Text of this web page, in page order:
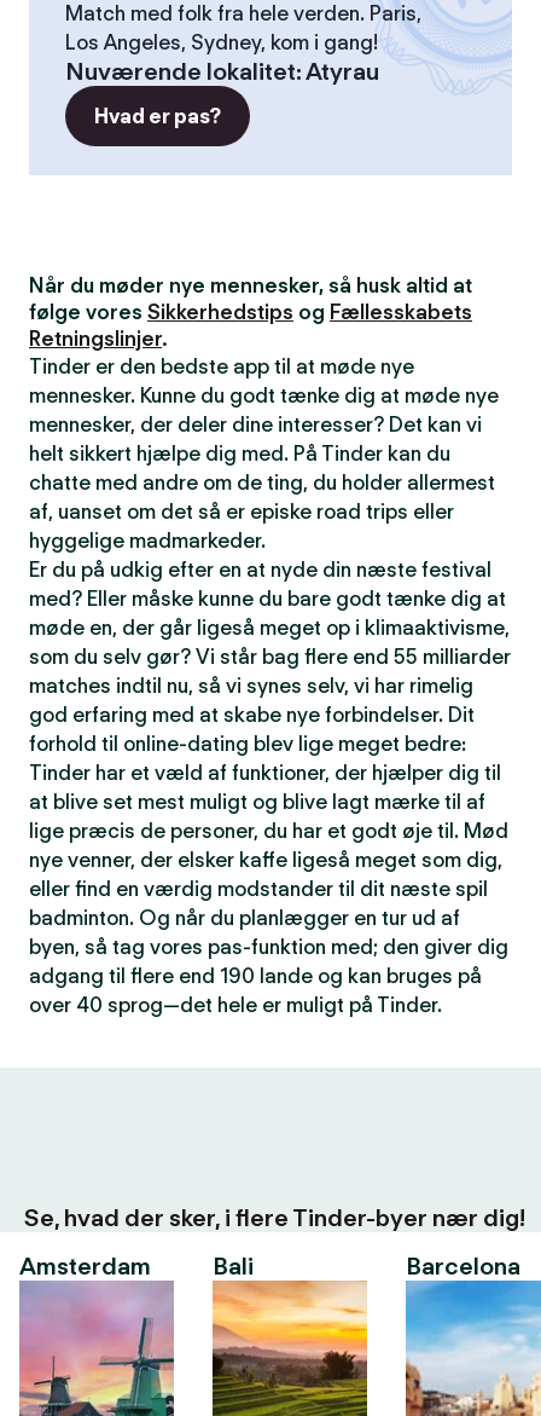
Match med folk fra hele verden. Paris,
Los Angeles, Sydney, kom i gang!
Nuværende lokalitet:Atyrau
Hvad er pas?
Når du møder nye mennesker, så husk altid at
følge vores Sikkerhedstips og Fællesskabets
Retningslinjer.
Tinder er den bedste app til at møde nye
mennesker. Kunne du godt tænke dig at møde nye
mennesker, der deler dine interesser? Det kan vi
helt sikkert hjælpe dig med. På Tinder kan du
chatte med andre om de ting, du holder allermest
af, uanset om det så er episke road trips eller
hyggelige madmarkeder.
Er du på udkig efter en at nyde din næste festival
med? Eller måske kunne du bare godt tænke dig at
møde en, der går ligeså meget op i klimaaktivisme,
som du selv gør? Vi står bag flere end 55 milliarder
matches indtil nu, så vi synes selv, vi har rimelig
god erfaring med at skabe nye forbindelser. Dit
forhold til online-dating blev lige meget bedre:
Tinder har et væld af funktioner, der hjælper dig til
at blive set mest muligt og blive lagt mærke til af
lige præcis de personer, du har et godt øje til. Mød
nye venner, der elsker kaffe ligeså meget som dig,
eller find en værdig modstander til dit næste spil
badminton. Og når du planlægger en tur ud af
byen, så tag vores pas-funktion med; den giver dig
adgang til flere end 190 lande og kan bruges på
over 40 sprog—det hele er muligt på Tinder.
Se, hvad der sker, i flere Tinder-byer nær dig!
Amsterdam
Bali Barcelona